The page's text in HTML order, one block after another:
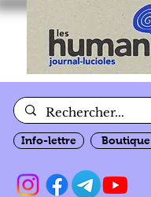
Info-lettre Boutique